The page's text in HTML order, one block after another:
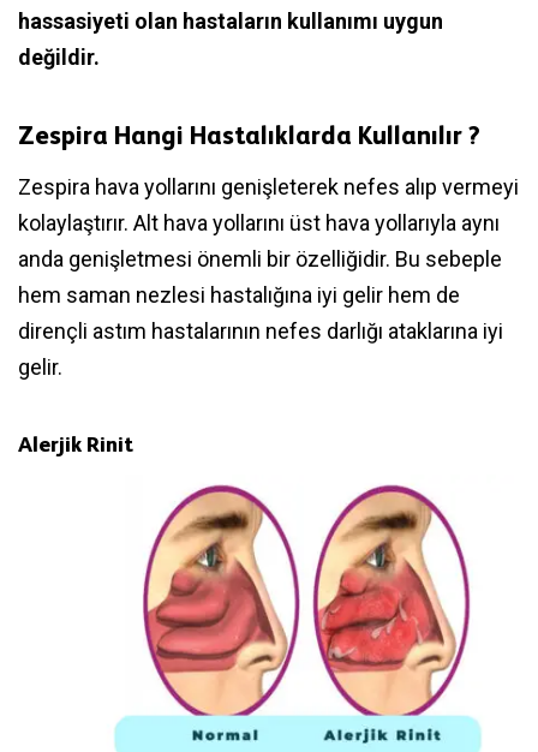
hassasiyeti olan hastaların kullanımı uygun
değildir.
Zespira Hangi Hastalıklarda Kullanılır ?
Zespira hava yollarını genişleterek nefes alıp vermeyi
kolaylaştırır. Alt hava yollarını üst hava yollarıyla aynı
anda genişletmesi önemli bir özelliğidir. Bu sebeple
hem saman nezlesi hastalığına iyi gelir hem de
dirençli astım hastalarının nefes darlığı ataklarına iyi
gelir.
Alerjik Rinit